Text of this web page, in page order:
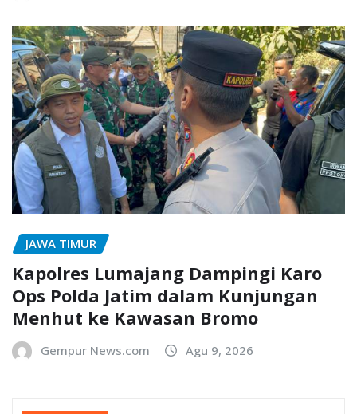
JAWA TIMUR
Kapolres Lumajang Dampingi Karo
Ops Polda Jatim dalam Kunjungan
Menhut ke Kawasan Bromo
Gempur News.com Agu 9, 2026